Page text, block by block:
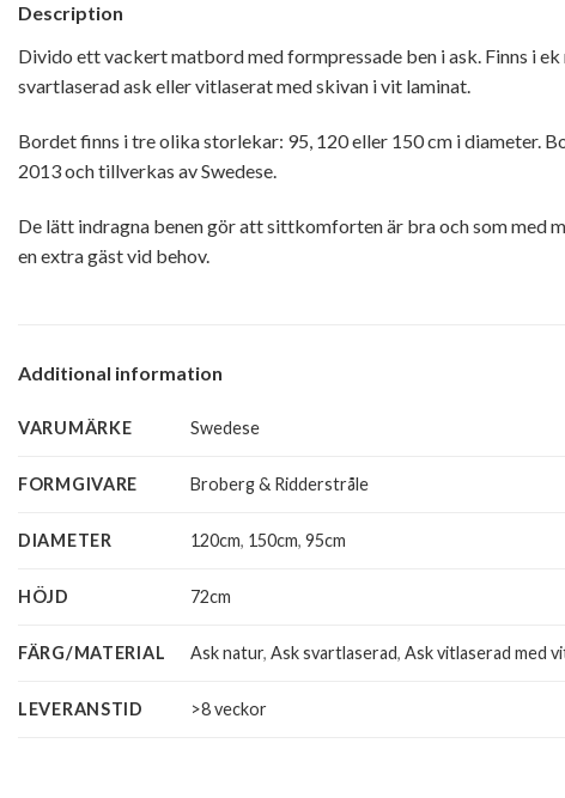
Description
Divido ett vackert matbord med formpressade ben i ask. Finns i
svartlaserad ask eller vitlaserat med skivan i vit laminat.
Bordet finns i tre olika storlekar: 95, 120 eller 150 cm i diameter.
2013 och tillverkas av Swedese.
De lätt indragna benen gör att sittkomforten är bra och som med
en extra gäst vid behov.
Additional information
VARUMÄRKE Swedese
FORMGIVARE Broberg & Ridderstråle
DIAMETER 120cm, 150cm,95cm
HÖJD 72cm
FÄRG/MATERIAL Ask natur,Ask svartlaserad,Ask vitlaserad med
LEVERANSTID >8 veckor